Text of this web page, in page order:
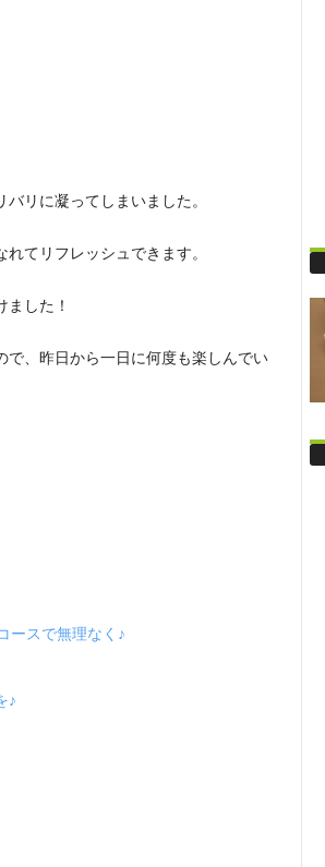
リに凝ってしまいました。
れてリフレッシュできます。
した！
、昨日から一日に何度も楽しんでい
ースで無理なく♪
♪